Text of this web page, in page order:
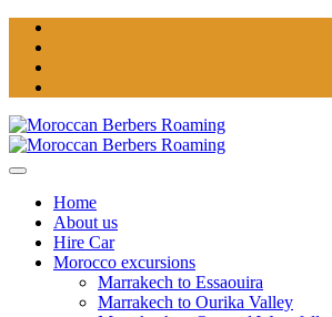
Home
About us
Hire Car
Morocco excursions
Marrakech to Essaouira
Marrakech to Ourika Valley